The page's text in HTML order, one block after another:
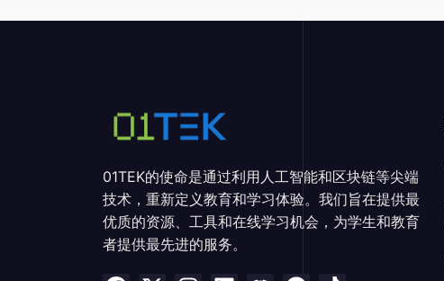
01TEK的使命是通过利用人工智能和区块链等尖端
技术，重新定义教育和学习体验。我们旨在提供最
优质的资源、工具和在线学习机会，为学生和教育
者提供最先进的服务。